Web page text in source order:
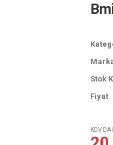
Stok
Fiyat
KDV